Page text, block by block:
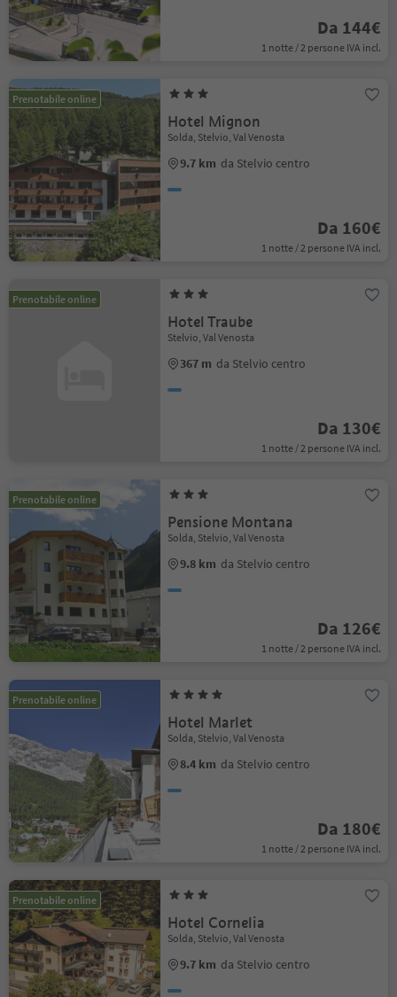
Da 144€
1 notte / 2 persone IVA incl.
Prenotabile online
Hotel Mignon
Solda, Stelvio, Val Venosta
9.7 km da Stelvio centro
Da 160€
1 notte / 2 persone IVA incl.
Prenotabile online
Hotel Traube
Stelvio, Val Venosta
367 m da Stelvio centro
Da 130€
1 notte / 2 persone IVA incl.
Prenotabile online
Pensione Montana
Solda, Stelvio, Val Venosta
9.8 km da Stelvio centro
Da 126€
1 notte / 2 persone IVA incl.
Prenotabile online
Hotel Marlet
Solda, Stelvio, Val Venosta
8.4 km da Stelvio centro
Da 180€
1 notte / 2 persone IVA incl.
Prenotabile online
Hotel Cornelia
Solda, Stelvio, Val Venosta
9.7 km da Stelvio centro